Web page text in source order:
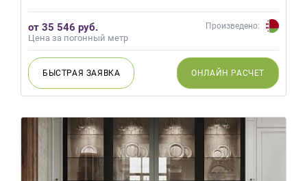
от 35 546 руб.
Цена за погонный метр
Произведено:
БЫСТРАЯ ЗАЯВКА ОНЛАЙН РАСЧЕТ